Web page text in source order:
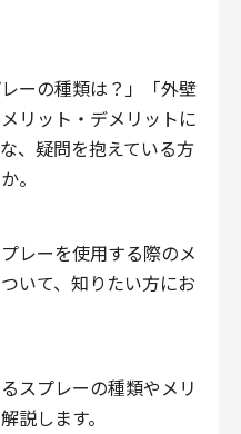
ーの種類は？」「外壁
リット・デメリットに
、疑問を抱えている方
。
レーを使用する際のメ
いて、知りたい方にお
スプレーの種類やメリ
説します。